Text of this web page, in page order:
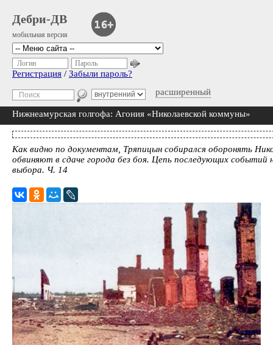
Дебри-ДВ
мобильная версия
расширенный
Логин Пароль
Регистрация / Забыли пароль?
Нижнеамурская голгофа: Агония «Николаевской коммуны»
Как видно по документам, Тряпицын собирался оборонять
обвиняют в сдаче города без боя. Цепь последующих событий
выбора. Ч. 14